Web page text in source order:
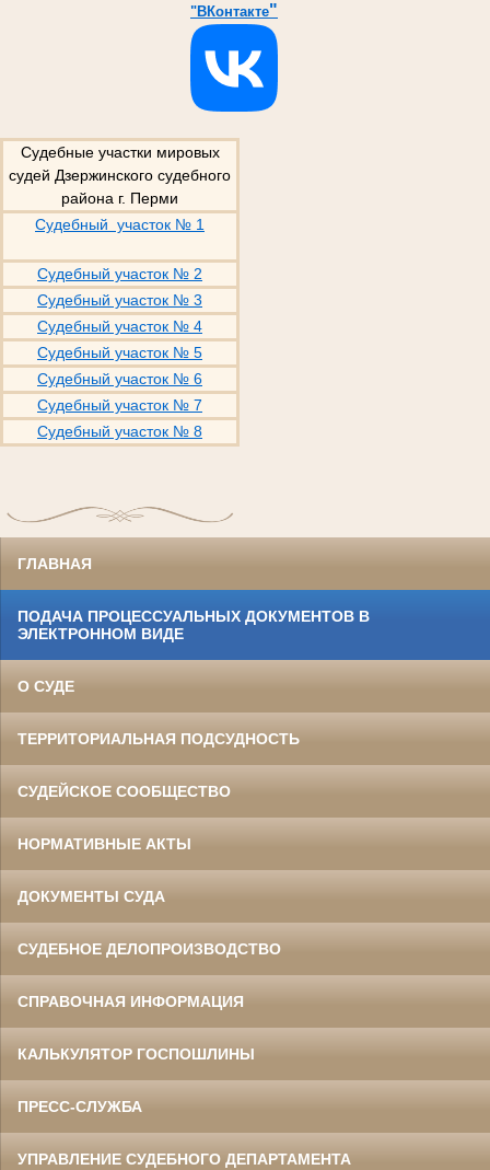
"ВКонтакте"
Судебные участки мировых
судей Дзержинского судебного
района г. Перми
Судебный участок № 1
Судебный участок № 2
Судебный участок № 3
Судебный участок № 4
Судебный участок № 5
Судебный участок № 6
Судебный участок № 7
Судебный участок № 8
ГЛАВНАЯ
ПОДАЧА ПРОЦЕССУАЛЬНЫХ ДОКУМЕНТОВ В
ЭЛЕКТРОННОМ ВИДЕ
О СУДЕ
ТЕРРИТОРИАЛЬНАЯ ПОДСУДНОСТЬ
СУДЕЙСКОЕ СООБЩЕСТВО
НОРМАТИВНЫЕ АКТЫ
ДОКУМЕНТЫ СУДА
СУДЕБНОЕ ДЕЛОПРОИЗВОДСТВО
СПРАВОЧНАЯ ИНФОРМАЦИЯ
КАЛЬКУЛЯТОР ГОСПОШЛИНЫ
ПРЕСС-СЛУЖБА
УПРАВЛЕНИЕ СУДЕБНОГО ДЕПАРТАМЕНТА